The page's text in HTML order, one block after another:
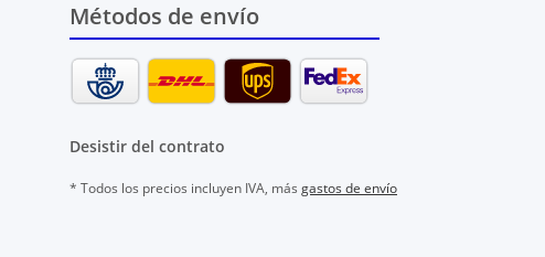
Métodos de envío
Desistir del contrato
* Todos los precios incluyen IVA, más gastos de envío